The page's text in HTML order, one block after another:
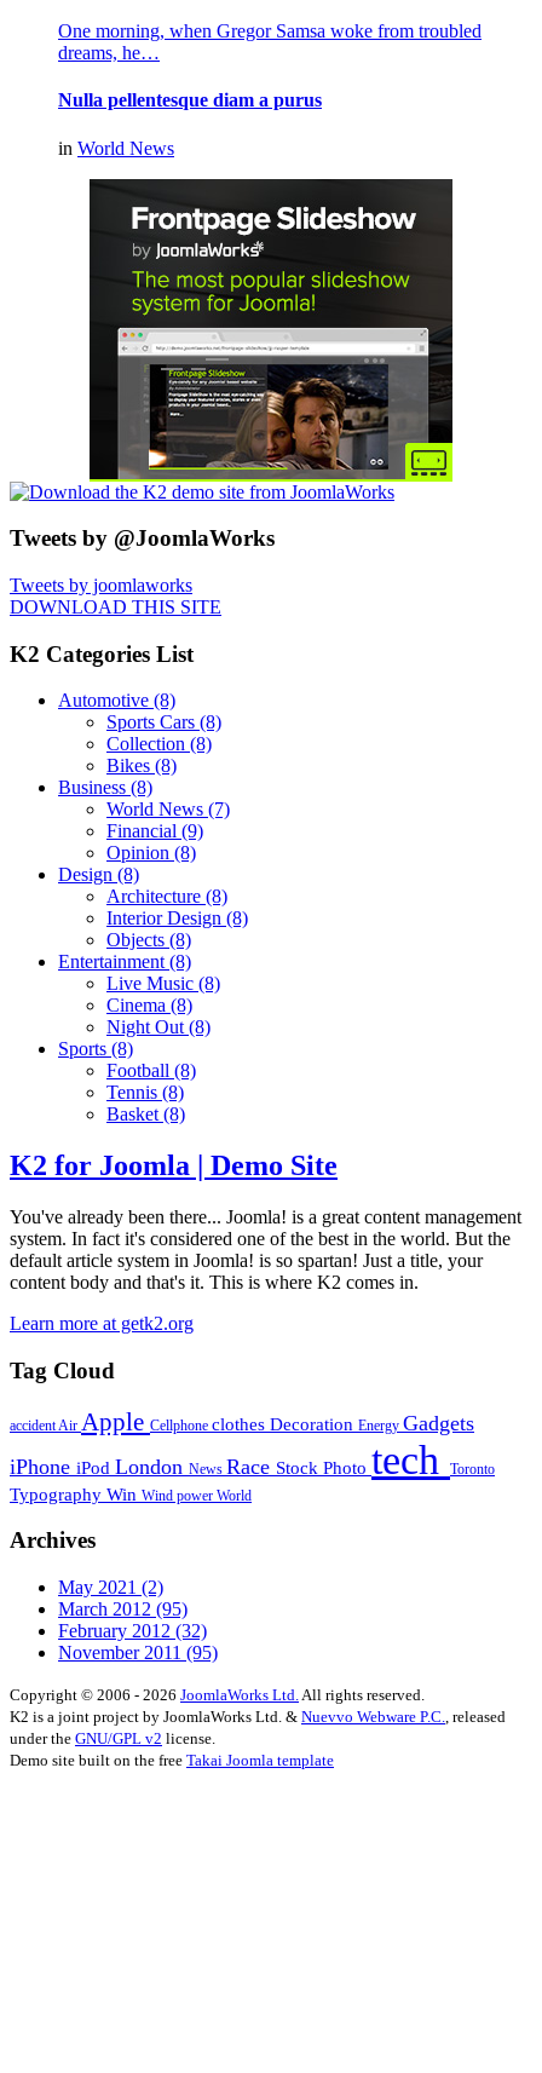
One morning, when Gregor Samsa woke from troubled
dreams, he…
Nulla pellentesque diam a purus
in World News
Tweets by @JoomlaWorks
Tweets by joomlaworks
DOWNLOAD THIS SITE
K2 Categories List
Automotive (8)
Sports Cars (8)
Collection (8)
Bikes (8)
Business (8)
World News (7)
Financial (9)
Opinion (8)
Design (8)
Architecture (8)
Interior Design (8)
Objects (8)
Entertainment(8)
Live Music (8)
Cinema (8)
Night Out(8)
Sports (8)
Football (8)
Tennis (8)
Basket(8)
K2 for Joomla | Demo Site
You've already been there... Joomla! is a great content management
system. In fact it's considered one of the best in the world. But the
default article system in Joomla! is so spartan! Just a title, your
content body and that's it. This is where K2 comes in.
Learn more at getk2.org
Tag Cloud
accident Air Apple Cellphone clothes Decoration Energy Gadgets
iPhone iPod London News Race Stock Photo tech Toronto
Typography Win Wind power World
Archives
May 2021 (2)
March 2012 (95)
February 2012 (32)
November 2011 (95)
Copyright © 2006 - 2026 JoomlaWorks Ltd.All rights reserved.
K2 is a joint project by JoomlaWorks Ltd. & Nuevvo Webware P.C., released
under the GNU/GPL v2 license.
Demo site built on the free Takai Joomla template